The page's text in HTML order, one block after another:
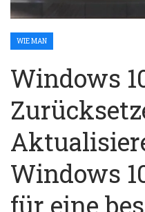
WIE MAN
Windows
Windows
für eine